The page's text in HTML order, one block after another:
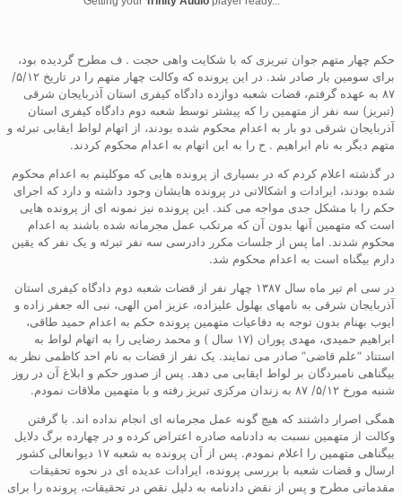
حکم چهار متهم جوان تبریزی که با شکایت واهی حجت . ف مطرح گردیده بود،
برای سومین بار صادر شد. در این پرونده که وکالت چهار متهم را در تاریخ ۵/۱۲/
۸۷ به عهده گرفتم، قضات شعبه دوازده دادگاه کیفری استان آذربایجان شرقی
(تبریز) سه نفر از متهمین را که پیشتر توسط شعبه دوم دادگاه کیفری استان
آذربایجان شرقی دو بار به اعدام محکوم شده بودند، از اتهام لواط ایقابی تبرئه و
متهم دیگر به نام ابراهیم . ح را به این اتهام به اعدام محکوم کردند.
در گذشته اعلام کردم که در بسیاری از پرونده هایی که موکلینم به اعدام محکوم
شده بودند، ایرادات و اشکالاتی در پرونده هایشان وجود داشته و دارد که اجرای
حکم را با مشکل جدی مواجه می کند. این پرونده نیز نمونه ای از پرونده هایی
است که متهمین آنها بدون آن که مرتکب عمل مجرمانه شده باشند به اعدام
محکوم شدند. اما پس از جلسات مکرر دادرسی سه نفر تبرئه و یک نفر که یقین
دارم بیگناه است به اعدام محکوم شد.
در سی ام تیر ماه سال ۱۳۸۷ چهار نفر از قضات شعبه دوم دادگاه کیفری استان
آذربایجان شرقی به نامهای بهلول علیزاده، عزیز امن الهی، نبی اله جعفر زاده و
ایوب بهنام بدون توجه به دفاعیات متهمین پرونده حکم به اعدام حمید طاقی،
ابراهیم حمیدی، مهدی پوران (۱۷ سال ) و محمد رضایی را به اتهام لواط به
استناد “علم قاضی” صادر می نمایند. یک نفر از قضات به نام احد کاظمی نظر به
بیگناهی نامبردگان بر لواط ایقابی می دهد. پس از صدور حکم و ابلاغ آن در روز
شنبه مورخ ۵/۱۲/ ۸۷ به زندان مرکزی تبریز رفته و با متهمین ملاقات نمودم.
همگی اصرار داشتند که هیچ گونه عمل مجرمانه ای انجام نداده اند. با گرفتن
وکالت از متهمین نسبت به دادنامه صادره اعتراض کرده و در چهارده برگ دلایل
بیگناهی متهمین را اعلام نمودم. پس از آن پرونده به شعبه ۱۷ دیوانعالی کشور
ارسال و قضات شعبه با بررسی پرونده، ایرادات عدیده ای در نحوه تحقیقات
مقدماتی مطرح و پس از نقض دادنامه به دلیل نقص در تحقیقات، پرونده را برای